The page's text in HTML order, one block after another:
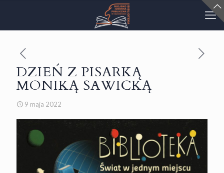
DZIEŃ Z PISARKĄ
MONIKĄ SAWICKĄ
9 maja 2022